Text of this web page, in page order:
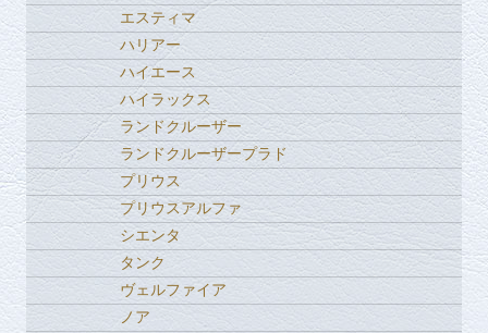
エスティマ
ハリアー
ハイエース
ハイラックス
ランドクルーザー
ランドクルーザープラド
プリウス
プリウスアルファ
シエンタ
タンク
ヴェルファイア
ノア